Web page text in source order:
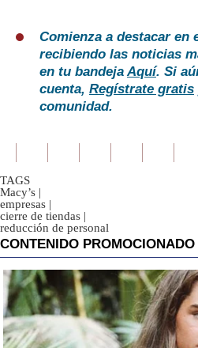
Comienza a destacar en
recibiendo las noticias
en tu bandejaAquí. Si
cuenta, Regístrate gratis
comunidad.
TAGS
Macy’s |
empresas |
cierre de tiendas |
reducción de personal